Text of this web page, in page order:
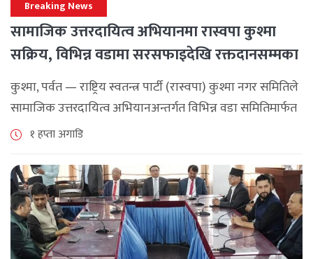
Breaking News
सामाजिक उत्तरदायित्व अभियानमा रास्वपा कुश्मा
सक्रिय, विभिन्न वडामा सरसफाइदेखि रक्तदानसम्मका
कार्यक्रम
कुश्मा, पर्वत — राष्ट्रिय स्वतन्त्र पार्टी (रास्वपा) कुश्मा नगर समितिले
सामाजिक उत्तरदायित्व अभियानअन्तर्गत विभिन्न वडा समितिमार्फत
समुदाय केन्द्रित र सेवामूलक कार्यक्रम सञ्चालन गरिरहेको जनाएको
१ हप्ता अगाडि